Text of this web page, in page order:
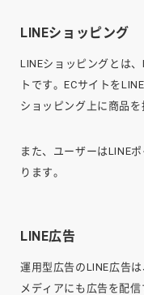
LINEショッピング
LINEショッピングとは
トです。ECサイトを
ショッピング上に商品を
また、ユーザーはLINE
ります。
LINE広告
運用型広告のLINE広告
メディアにも広告を配